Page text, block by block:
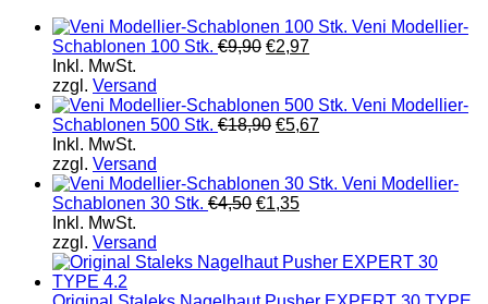
Veni Modellier-
Schablonen 100 Stk. €9,90 €2,97
Inkl. MwSt.
zzgl. Versand
Veni Modellier-
Schablonen 500 Stk. €18,90 €5,67
Inkl. MwSt.
zzgl. Versand
Veni Modellier-
Schablonen 30 Stk. €4,50 €1,35
Inkl. MwSt.
zzgl. Versand